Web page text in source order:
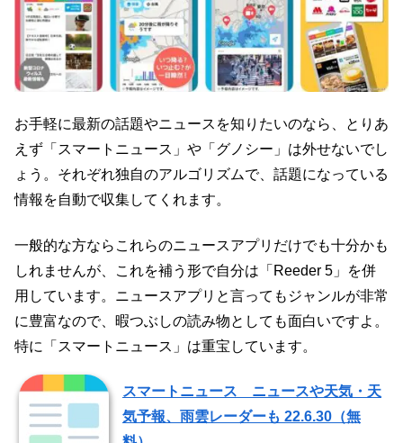
お手軽に最新の話題やニュースを知りたいのなら、とりあ
えず「スマートニュース」や「グノシー」は外せないでし
ょう。それぞれ独自のアルゴリズムで、話題になっている
情報を自動で収集してくれます。
一般的な方ならこれらのニュースアプリだけでも十分かも
しれませんが、これを補う形で自分は「Reeder 5」を併
用しています。ニュースアプリと言ってもジャンルが非常
に豊富なので、暇つぶしの読み物としても面白いですよ。
特に「スマートニュース」は重宝しています。
スマートニュース ニュースや天気・天
気予報、雨雲レーダーも 22.6.30（無